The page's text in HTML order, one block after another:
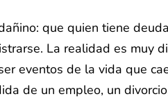
que quien tiene
La realidad es muy
eventos de la vida que
de un empleo, un